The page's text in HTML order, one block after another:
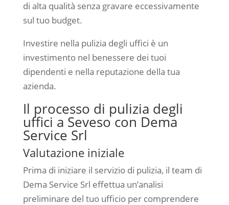
di alta qualità senza gravare eccessivamente
sul tuo budget.
Investire nella pulizia degli uffici è un
investimento nel benessere dei tuoi
dipendenti e nella reputazione della tua
azienda.
Il processo di pulizia degli
uffici a Seveso con Dema
Service Srl
Valutazione iniziale
Prima di iniziare il servizio di pulizia, il team di
Dema Service Srl effettua un’analisi
preliminare del tuo ufficio per comprendere